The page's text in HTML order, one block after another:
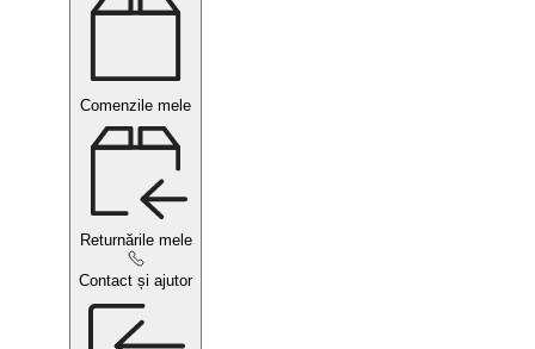
Comenzile mele
Returnările mele
Contact și ajutor